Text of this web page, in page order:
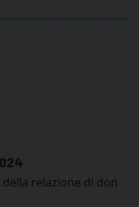
relazione di don